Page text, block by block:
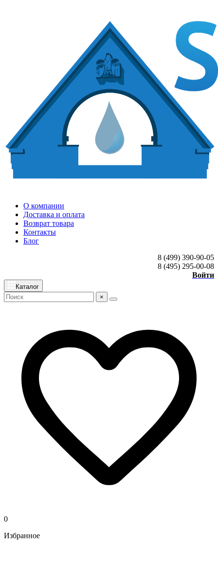
О компании
Доставка и оплата
Возврат товара
Контакты
Блог
8 (499) 390-90-05
8 (495) 295-00-08
Войти
Каталог
×
0
Избранное